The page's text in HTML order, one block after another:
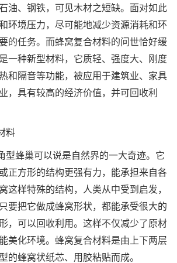
油、钢铁，可见木材之短缺。面对如此
环境压力，尽可能地减少资源消耗和环
的任务。而蜂窝复合材料的问世恰好缓
一种新型材料，它质轻、强度大、刚度
和隔音等功能，被应用于建筑业、家具
，具有较高的经济价值，并可回收利
料
型蜂巢可以说是自然界的一大奇迹。它
正方形的结构更强有力，能承担来自各
这样特殊的结构，人类从中受到启发，
要把它做成蜂窝形状，都能承受很大的
，可以回收利用。这样不仅减少了原材
美化环境。蜂窝复合材料是由上下两层
的蜂窝状纸芯、用胶粘贴而成。